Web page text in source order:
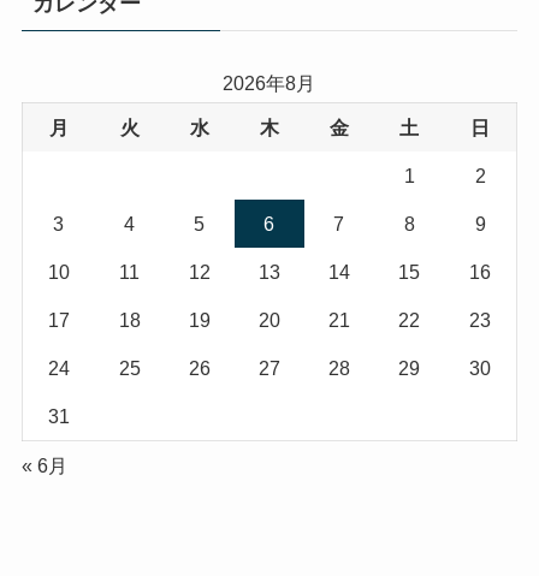
2026年8月
月 火 水 木 金 土 日
1 2
3 4 5 6 7 8 9
10 11 12 13 14 15 16
17 18 19 20 21 22 23
24 25 26 27 28 29 30
31
« 6月